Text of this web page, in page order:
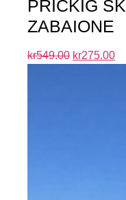
PRICKIG
ZABAIONE
kr549.00 kr275.00